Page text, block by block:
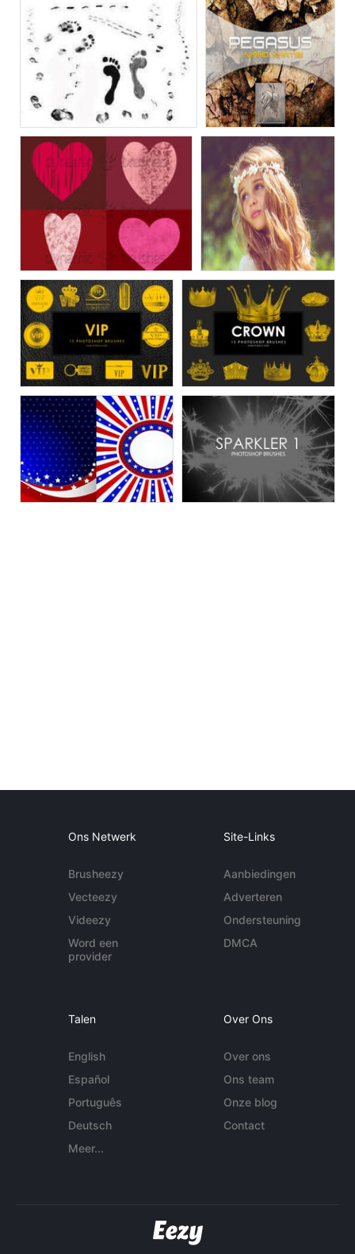
Ons Netwerk
Brusheezy
Vecteezy
Videezy
Word een
provider
Site-Links
Aanbiedingen
Adverteren
Ondersteuning
DMCA
Talen
English
Español
Português
Deutsch
Meer...
Over Ons
Over ons
Ons team
Onze blog
Contact